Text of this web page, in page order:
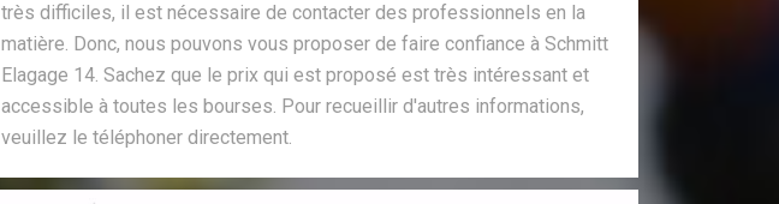
très difficiles, il est nécessaire de contacter des professionnels en la
matière. Donc, nous pouvons vous proposer de faire confiance à Schmitt
Elagage 14. Sachez que le prix qui est proposé est très intéressant et
accessible à toutes les bourses. Pour recueillir d'autres informations,
veuillez le téléphoner directement.